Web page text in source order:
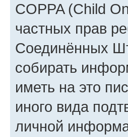
COPPA (Child
частных прав
Соединённых
собирать
иметь на это
иного вида
личной